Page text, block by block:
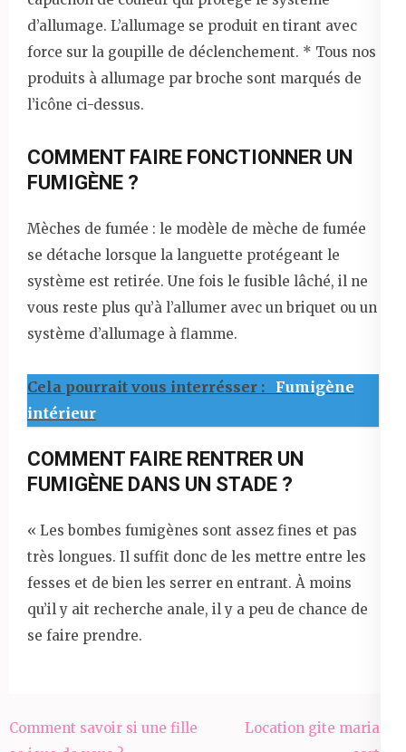
d’allumage. L’allumage se produit en tirant avec
force sur la goupille de déclenchement. * Tous nos
produits à allumage par broche sont marqués de
l’icône ci-dessus.
COMMENT FAIRE FONCTIONNER UN
FUMIGÈNE ?
Mèches de fumée : le modèle de mèche de fumée
se détache lorsque la languette protégeant le
système est retirée. Une fois le fusible lâché, il ne
vous reste plus qu’à l’allumer avec un briquet ou un
système d’allumage à flamme.
Cela pourrait vous interrésser :
Fumigène
intérieur
COMMENT FAIRE RENTRER UN
FUMIGÈNE DANS UN STADE ?
« Les bombes fumigènes sont assez fines et pas
très longues. Il suffit donc de les mettre entre les
fesses et de bien les serrer en entrant. À moins
qu’il y ait recherche anale, il y a peu de chance de
se faire prendre.
Navigation
Comment savoir si une fille
Location gite mariage